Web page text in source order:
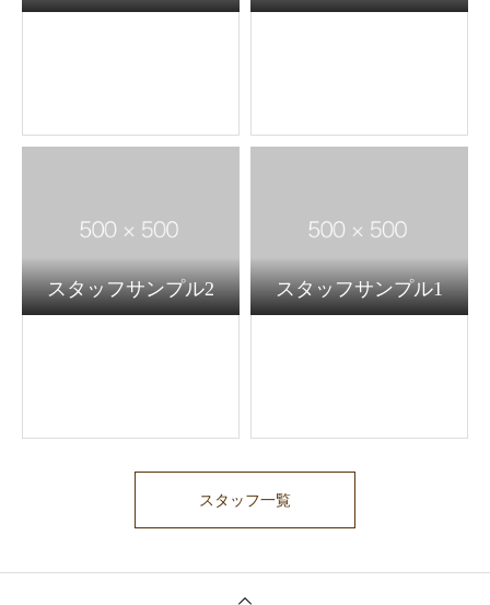
スタッフサンプル2 スタッフサンプル1
スタッフ一覧